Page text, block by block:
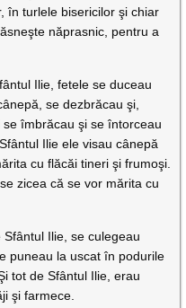
în turlele bisericilor şi chiar
năprasnic, pentru a
Ilie, fetele se duceau
se dezbrăcau şi,
îmbrăcau şi se întorceau
Ilie ele visau cânepă
cu flăcăi tineri şi frumoşi.
zicea că se vor mărita cu
Ilie, se culegeau
puneau la uscat în podurile
tot de Sfântul Ilie, erau
şi farmece.